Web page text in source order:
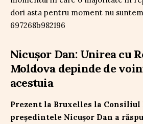
Nicușor Dan: Unirea cu
Moldova depinde de
acestuia
Prezent la Bruxelles la Consiliul
președintele Nicușor Dan a